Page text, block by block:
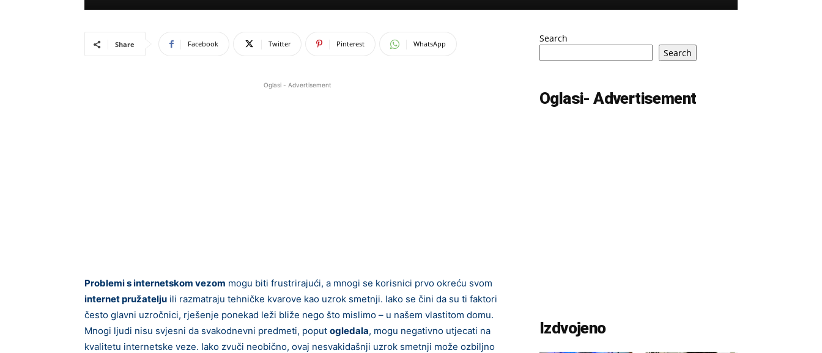
Share Facebook Twitter Pinterest WhatsApp
Oglasi - Advertisement
Problemi s internetskom vezom mogu biti frustrirajući, a mnogi se korisnici prvo okreću svom
internet pružatelju ili razmatraju tehničke kvarove kao uzrok smetnji. Iako se čini da su ti faktori
često glavni uzročnici, rješenje ponekad leži bliže nego što mislimo – u našem vlastitom domu.
Mnogi ljudi nisu svjesni da svakodnevni predmeti, poput ogledala, mogu negativno utjecati na
kvalitetu internetske veze. Iako zvuči neobično, ovaj nesvakidašnji uzrok smetnji može ozbiljno
Search
Search
Oglasi- Advertisement
Izdvojeno